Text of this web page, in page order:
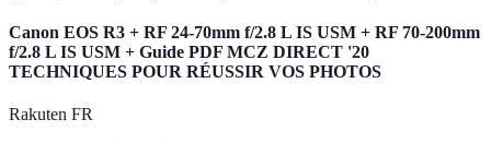
Canon EOS R3 + RF 24-70mm f/2.8 L IS USM + RF 70-200mm
f/2.8 L IS USM + Guide PDF MCZ DIRECT '20
TECHNIQUES POUR RÉUSSIR VOS PHOTOS
Rakuten FR